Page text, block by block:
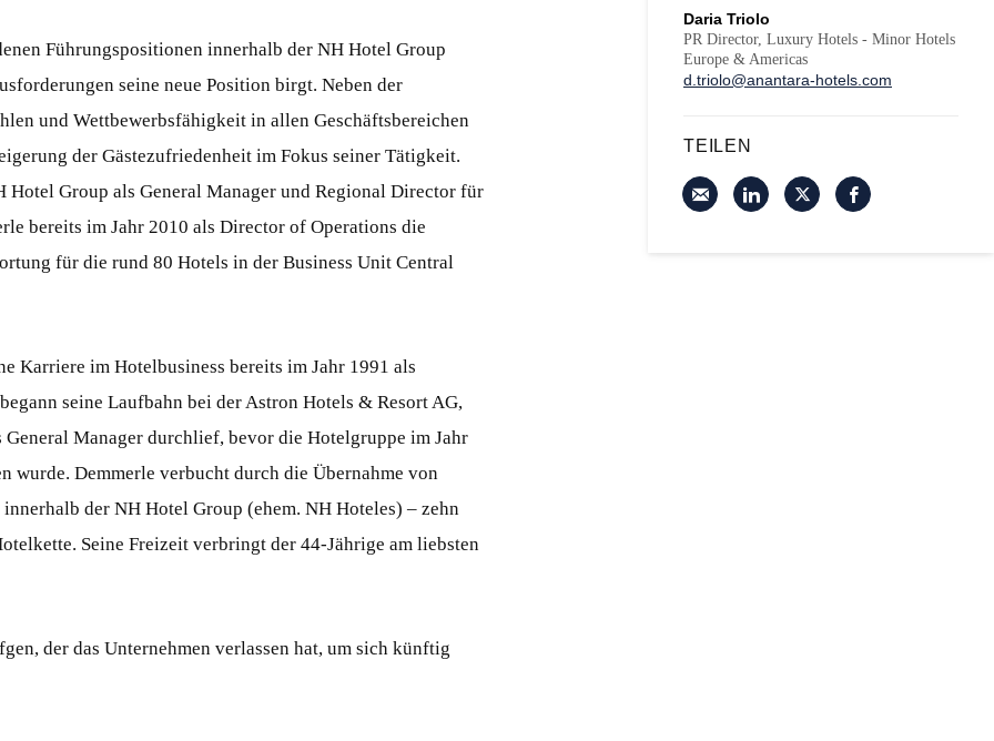
Führungspositionen innerhalb der NH Hotel Group
seine neue Position birgt. Neben der
und Wettbewerbsfähigkeit in allen Geschäftsbereichen
der Gästezufriedenheit im Fokus seiner Tätigkeit.
Hotel Group als General Manager und Regional Director für
bereits im Jahr 2010 als Director of Operations die
für die rund 80 Hotels in der Business Unit Central
Karriere im Hotelbusiness bereits im Jahr 1991 als
seine Laufbahn bei der Astron Hotels & Resort AG,
General Manager durchlief, bevor die Hotelgruppe im Jahr
wurde. Demmerle verbucht durch die Übernahme von
der NH Hotel Group (ehem. NH Hoteles) – zehn
Seine Freizeit verbringt der 44-Jährige am liebsten
der das Unternehmen verlassen hat, um sich künftig
Daria Triolo
PR Director, Luxury Hotels - Minor Hotels
Europe & Americas
d.triolo@anantara-hotels.com
TEILEN